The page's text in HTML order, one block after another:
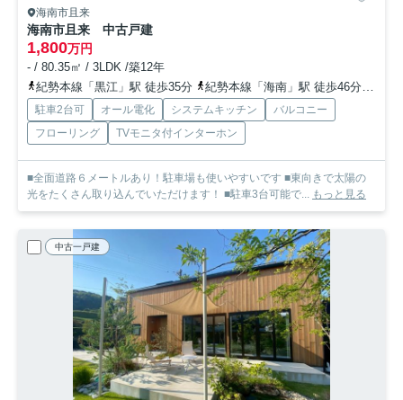
海南市且来
海南市且来 中古戸建
1,800万円
- / 80.35㎡ / 3LDK /築12年
紀勢本線「黒江」駅 徒歩35分
紀勢本線「海南」駅 徒歩46分
駐車2台可 オール電化 システムキッチン
バルコニー
フローリング
TVモニタ付インターホン
■全面道路６メートルあり！駐車場も使いやすいです ■東向きで太陽の
光をたくさん取り込んでいただけます！ ■駐車3台可能で... もっと見る
中古一戸建